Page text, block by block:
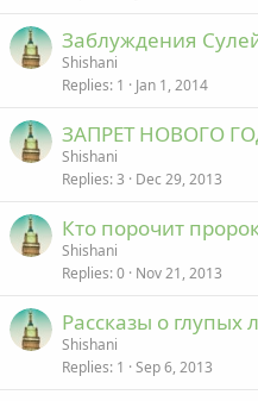
Заблуждения
Shishani
Replies 1 Jan 1, 2014
ЗАПРЕТ НОВОГО
Shishani
Replies 3 Dec 29, 2013
Кто порочит
Shishani
Replies 0 Nov 21, 2013
Рассказы о
Shishani
Replies 1 Sep 6, 2013